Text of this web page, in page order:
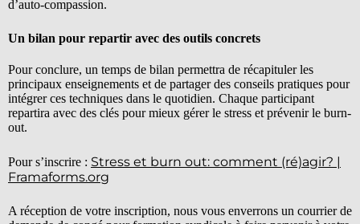
d’auto-compassion.
Un bilan pour repartir avec des outils concrets
Pour conclure, un temps de bilan permettra de récapituler les
principaux enseignements et de partager des conseils pratiques pour
intégrer ces techniques dans le quotidien. Chaque participant
repartira avec des clés pour mieux gérer le stress et prévenir le burn-
out.
Pour s’inscrire : Stress et burn out: comment (ré)agir? |
Framaforms.org
A réception de votre inscription, nous vous enverrons un courrier de